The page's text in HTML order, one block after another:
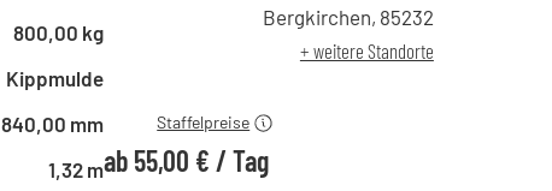
800,00 kg
Kippmulde
840,00 mm
1,32 m
ab 4 Tagen
ab 10 Tagen
Staffelpreise
ab 55,00 € /Tag
Bergkirchen, 85232
+ weitere Standorte